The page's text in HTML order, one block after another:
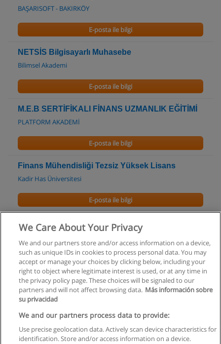
BAŞARISOFT - BAKIRKÖY
E-posta ile bilgi
NETSİS Bilgisayarlı Muhasebe
Bilimsel Akademi
E-posta ile bilgi
M.E.B SERTİFİKALI FİNANS UZMANLIK EĞİTİMİ
PLATFORM AKADEMİ
E-posta ile bilgi
Finans Mühendisliği Tezsiz Yüksek Lisans
Kadir Has Üniversitesi
E-posta ile bilgi
UFRS Kursu
E-posta ile bilgi
Kullanım koşulları
Gizlilik politikası
We Care About Your Privacy
We and our partners store and/or access information on a device,
such as unique IDs in cookies to process personal data. You may
accept or manage your choices by clicking below, including your
right to object where legitimate interest is used, or at any time in
the privacy policy page. These choices will be signaled to our
partners and will not affect browsing data. Más información sobre
su privacidad
We and our partners process data to provide:
Use precise geolocation data. Actively scan device characteristics for
identification. Store and/or access information on a device.